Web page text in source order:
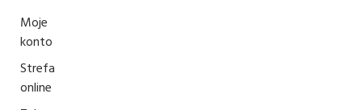
Moje
konto
Strefa
online